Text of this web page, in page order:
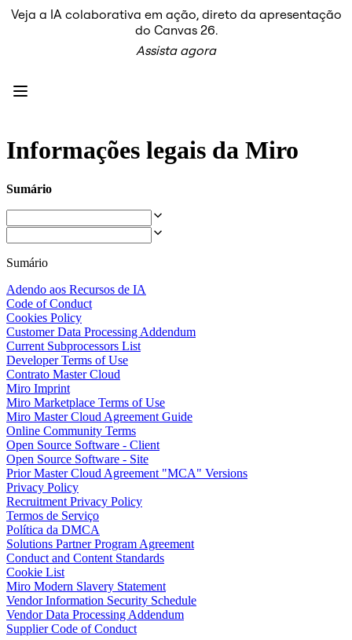
Canvas inteligente™
AI Workflows
Conectores
Servidor MCP
Planos de ação
Integrações
Formatos
Kanban
Linhas do tempo
Talktrack
Tabelas
Slides
Casos de uso
Em destaque
Explore os Playbooks de IA
Explore o Miroverse
Geral
Workshops
Mapas conceituais
Fluxogramas
Roadmaps
Mapeamento de processos
Design técnico e documentação
Protótipos e wireframes
Veja a IA colaborativa em ação, direto da apresentação
do Canvas 26.
Assista agora
Informações legais da Miro
Sumário
Sumário
Adendo aos Recursos de IA
Code of Conduct
Cookies Policy
Customer Data Processing Addendum
Current Subprocessors List
Developer Terms of Use
Contrato Master Cloud
Miro Imprint
Miro Marketplace Terms of Use
Miro Master Cloud Agreement Guide
Online Community Terms
Open Source Software - Client
Open Source Software - Site
Prior Master Cloud Agreement "MCA" Versions
Privacy Policy
Recruitment Privacy Policy
Termos de Serviço
Política da DMCA
Solutions Partner Program Agreement
Conduct and Content Standards
Cookie List
Miro Modern Slavery Statement
Vendor Information Security Schedule
Vendor Data Processing Addendum
Supplier Code of Conduct